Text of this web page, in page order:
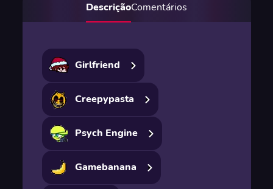
DescriçãoComentários
Girlfriend
Creepypasta
Psych Engine
Gamebanana